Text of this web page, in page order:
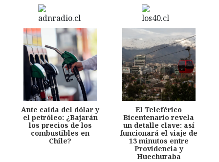
Ante caída del dólar y
el petróleo: ¿Bajarán
los precios de los
combustibles en
Chile?
El Teleférico
Bicentenario revela
un detalle clave: así
funcionará el viaje de
13 minutos entre
Providencia y
Huechuraba